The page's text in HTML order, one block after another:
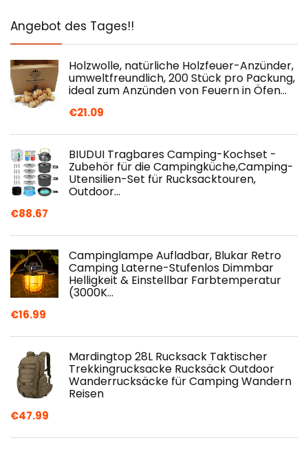
Angebot des Tages!!
Holzwolle, natürliche Holzfeuer-Anzünder,
umweltfreundlich, 200 Stück pro Packung,
ideal zum Anzünden von Feuern in Öfen…
€21.09
BIUDUI Tragbares Camping-Kochset -
Zubehör für die Campingküche,Camping-
Utensilien-Set für Rucksacktouren,
Outdoor…
€88.67
Campinglampe Aufladbar, Blukar Retro
Camping Laterne-Stufenlos Dimmbar
Helligkeit & Einstellbar Farbtemperatur
(3000K…
€16.99
Mardingtop 28L Rucksack Taktischer
Trekkingrucksacke Rucksäck Outdoor
Wanderrucksäcke für Camping Wandern
Reisen
€47.99